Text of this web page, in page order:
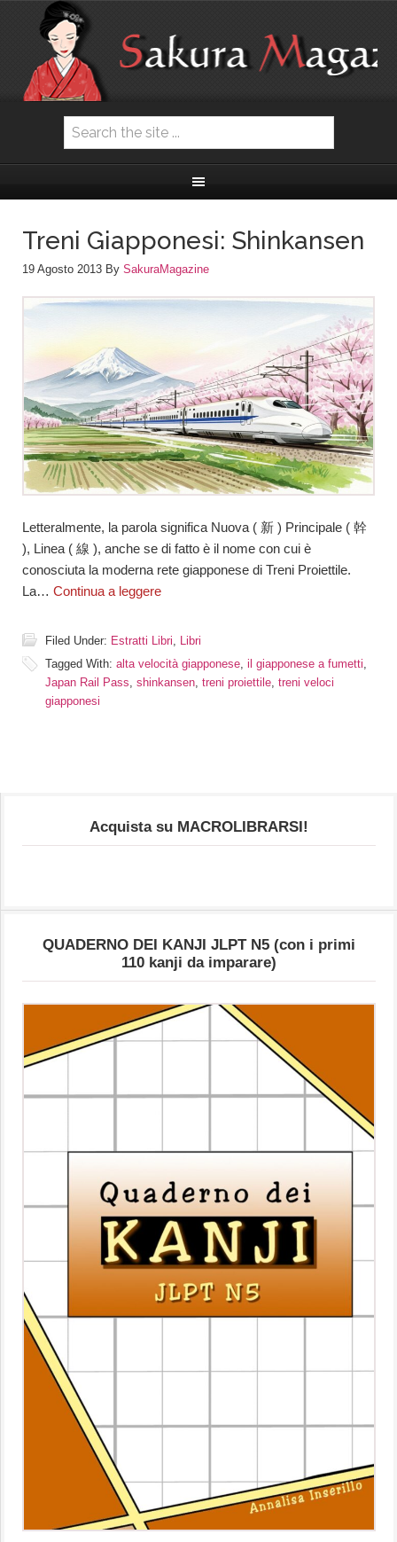
Treni Giapponesi: Shinkansen
19 Agosto 2013 By SakuraMagazine
Letteralmente, la parola significa Nuova ( 新 ) Principale ( 幹
), Linea ( 線 ), anche se di fatto è il nome con cui è
conosciuta la moderna rete giapponese di Treni Proiettile.
La… Continua a leggere
Filed Under: Estratti Libri
Libri
Tagged With: alta velocità giapponese il giapponese a fumetti
Japan Rail Pass shinkansen treni proiettile treni veloci
giapponesi
Acquista su MACROLIBRARSI!
QUADERNO DEI KANJI JLPT N5 (con i primi
110 kanji da imparare)